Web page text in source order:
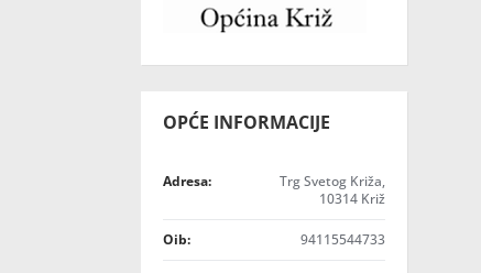
OPĆE INFORMACIJE
Adresa:
Trg Svetog Križa,
10314 Križ
Oib: 94115544733